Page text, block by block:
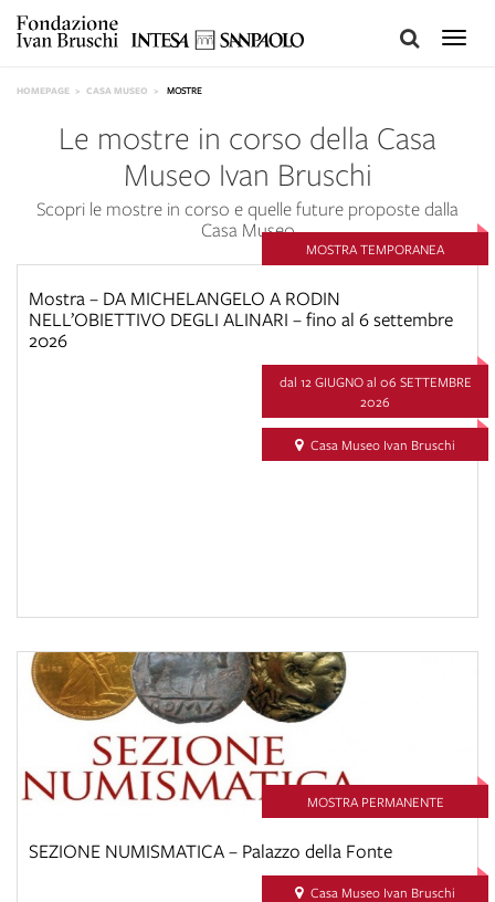
Toggle
HOMEPAGE CASA MUSEO MOSTRE
Le mostre in corso della Casa
Museo Ivan Bruschi
Scopri le mostre in corso e quelle future proposte dalla
Casa Museo
MOSTRA TEMPORANEA
Mostra – DA MICHELANGELO A RODIN
NELL’OBIETTIVO DEGLI ALINARI – fino al 6 settembre
2026
dal 12 GIUGNOal 06 SETTEMBRE
2026
Casa Museo Ivan Bruschi
MOSTRA PERMANENTE
SEZIONE NUMISMATICA – Palazzo della Fonte
Casa Museo Ivan Bruschi